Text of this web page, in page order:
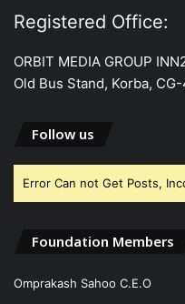
Registered Office:
ORBIT MEDIA GROUP
Old Bus Stand, Korba,
Follow us
Error Can not Get Posts,
Foundation Members
Omprakash Sahoo C.E.O